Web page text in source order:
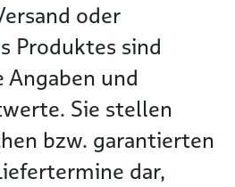
oder
Produktes sind
und
Sie stellen
bzw. garantierten
dar,